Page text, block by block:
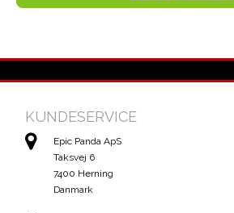
KUNDESERVICE
Epic Panda ApS
Taksvej 6
7400 Herning
Danmark